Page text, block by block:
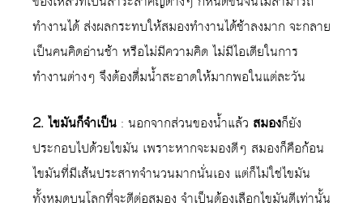
ทำงานได้ ส่งผลกระทบให้สมองทำงานได้ช้าลงมาก จะกลาย
เป็นคนคิดอ่านช้า หรือไม่มีความคิด ไม่มีไอเดียในการ
ทำงานต่างๆ จึงต้องดื่มน้ำสะอาดให้มากพอในแต่ละวัน
2. ไขมันก็จำเป็น : นอกจากส่วนของน้ำแล้ว สมองก็ยัง
ประกอบไปด้วยไขมัน เพราะหากจะมองดีๆ สมองก็คือก้อน
ไขมันที่มีเส้นประสาทจำนวนมากนั่นเอง แต่ก็ไม่ใช่ไขมัน
ทั้งหมดบนโลกที่จะดีต่อสมอง จำเป็นต้องเลือกไขมันดีเท่านั้น